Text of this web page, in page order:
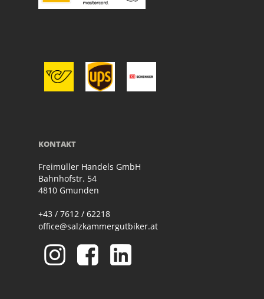
KONTAKT
Freimüller Handels GmbH
Bahnhofstr. 54
4810 Gmunden
+43 / 7612 / 62218
office@salzkammergutbiker.at